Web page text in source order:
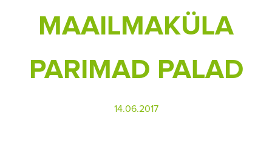
MAAILMAKÜLA
PARIMAD PALAD
14.06.2017